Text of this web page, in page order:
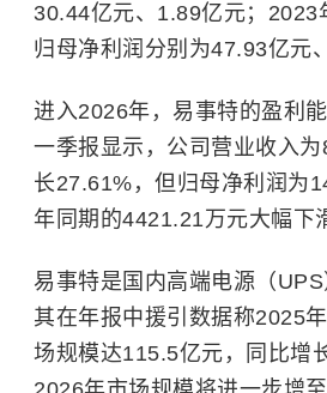
30.44亿元、1.89亿元；2023
归母净利润分别为47.93亿元
进入2026年，易事特的盈利
一季报显示，公司营业收入
长27.61%，但归母净利润为
年同期的4421.21万元大幅下
易事特是国内高端电源（UPS
其在年报中援引数据称2025
场规模达115.5亿元，同比增